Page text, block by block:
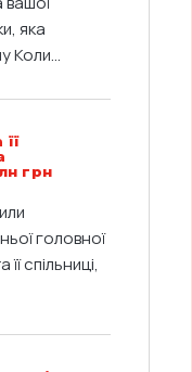
яка
зустрічає українців із полону Коли...
грн
головної
спільниці,